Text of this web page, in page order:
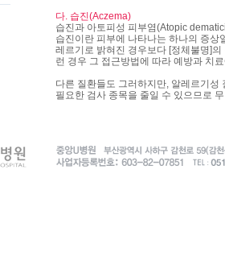
다. 습진(Aczema)
습진과 아토피성 피부염(Atopic
습진이란 피부에 나타나는 하나의 증
레르기로 밝혀진 경우보다 [정체불명]
런 경우 그 접근방법에 따라 예방과 치
다른 질환들도 그러하지만, 알레르기
필요한 검사 종목을 줄일 수 있으므로